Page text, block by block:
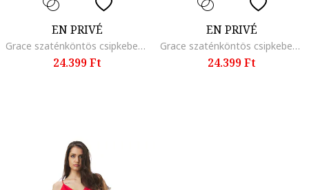
EN PRIVÉ
Grace szaténköntös csipkebetétekkel, Fekete
24.399 Ft
EN PRIVÉ
Grace szaténköntös csipkebetétekkel, Fehér
24.399 Ft